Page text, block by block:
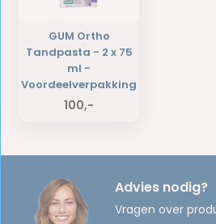
GUM Ortho
Tandpasta - 2 x 75
ml -
Voordeelverpakking
100,-
Advies nodig?
Vragen over